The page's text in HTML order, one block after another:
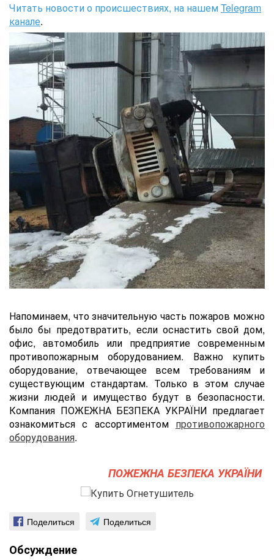
Читать новости о происшествиях, на нашемTelegram
канале.
Напоминаем, что значительную часть пожаров можно
было бы предотвратить, если оснастить cвой дом,
офис, автомобиль или предприятие современным
противопожарным оборудованием. Важно купить
оборудование, отвечающее всем требованиям и
существующим стандартам. Только в этом случае
жизни людей и имущество будут в безопасности.
Компания ПОЖЕЖНА БЕЗПЕКА УКРАЇНИ предлагает
ознакомиться с ассортиментом противопожарного
оборудования.
ПОЖЕЖНА БЕЗПЕКА УКРАЇНИ
Поделиться Поделиться
Обсуждение